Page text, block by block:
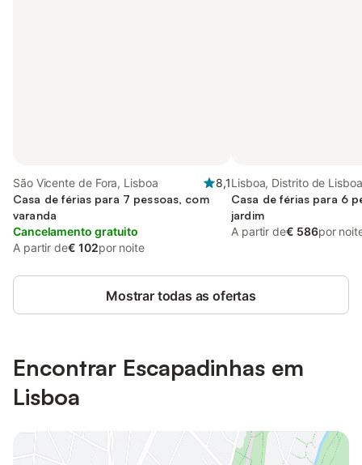
São Vicente de Fora, Lisboa
8,1
Casa de férias para 7 pessoas, com
varanda
Cancelamento gratuito
A partir de€ 102por noite
Lisboa, Distrito de Lisboa
Casa de férias para 6
jardim
A partir de€ 586por
Mostrar todas as ofertas
Encontrar Escapadinhas em
Lisboa